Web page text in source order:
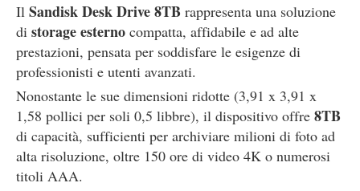
Il Sandisk Desk Drive 8TB rappresenta una soluzione
di storage esterno compatta, affidabile e ad alte
prestazioni, pensata per soddisfare le esigenze di
professionisti e utenti avanzati.
Nonostante le sue dimensioni ridotte (3,91 x 3,91 x
1,58 pollici per soli 0,5 libbre), il dispositivo offre 8TB
di capacità, sufficienti per archiviare milioni di foto ad
alta risoluzione, oltre 150 ore di video 4K o numerosi
titoli AAA.